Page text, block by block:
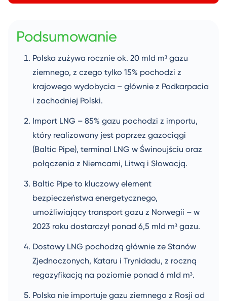
Podsumowanie
Polska zużywa rocznie ok. 20 mld m³ gazu
ziemnego, z czego tylko 15% pochodzi z
krajowego wydobycia – głównie z Podkarpacia
i zachodniej Polski.
Import LNG – 85% gazu pochodzi z importu,
który realizowany jest poprzez gazociągi
(Baltic Pipe), terminal LNG w Świnoujściu oraz
połączenia z Niemcami, Litwą i Słowacją.
Baltic Pipe to kluczowy element
bezpieczeństwa energetycznego,
umożliwiający transport gazu z Norwegii – w
2023 roku dostarczył ponad 6,5 mld m³ gazu.
Dostawy LNG pochodzą głównie ze Stanów
Zjednoczonych, Kataru i Trynidadu, z roczną
regazyfikacją na poziomie ponad 6 mld m³.
Polska nie importuje gazu ziemnego z Rosji od